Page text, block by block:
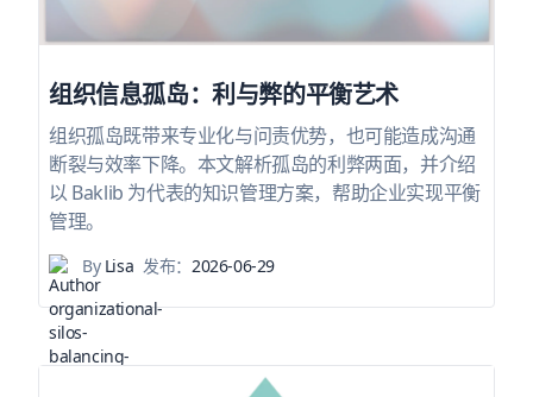
组织信息孤岛：利与弊的平衡艺术
组织孤岛既带来专业化与问责优势，也可能造成沟通
断裂与效率下降。本文解析孤岛的利弊两面，并介绍
以 Baklib 为代表的知识管理方案，帮助企业实现平衡
管理。
ByLisa 发布： 2026-06-29